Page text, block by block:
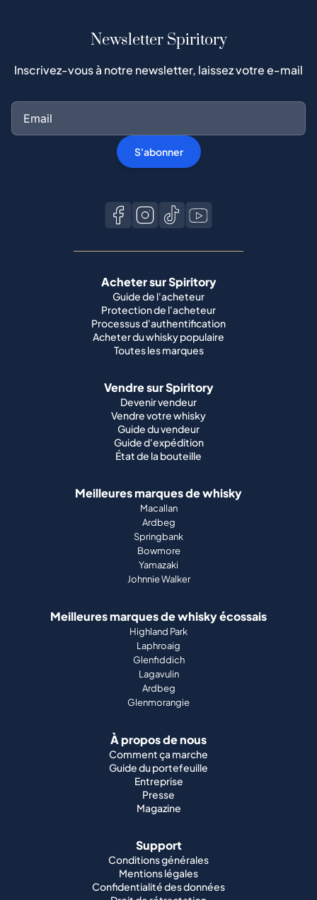
Newsletter Spiritory
Inscrivez-vous à notre newsletter, laissez votre e-mail
S'abonner
Acheter sur Spiritory
Guide de l'acheteur
Protection de l'acheteur
Processus d'authentification
Acheter du whisky populaire
Toutes les marques
Vendre sur Spiritory
Devenir vendeur
Vendre votre whisky
Guide du vendeur
Guide d'expédition
État de la bouteille
Meilleures marques de whisky
Macallan
Ardbeg
Springbank
Bowmore
Yamazaki
Johnnie Walker
Meilleures marques de whisky écossais
Highland Park
Laphroaig
Glenfiddich
Lagavulin
Ardbeg
Glenmorangie
À propos de nous
Comment ça marche
Guide du portefeuille
Entreprise
Presse
Magazine
Support
Conditions générales
Mentions légales
Confidentialité des données